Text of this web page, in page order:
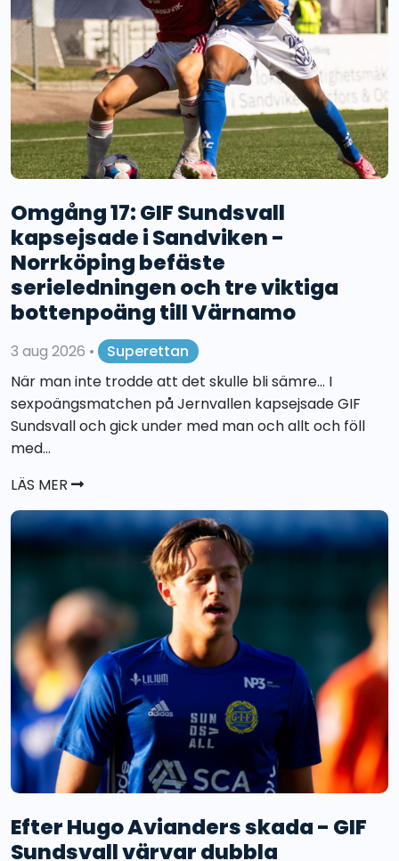
Omgång 17: GIF Sundsvall
kapsejsade i Sandviken -
Norrköping befäste
serieledningen och tre viktiga
bottenpoäng till Värnamo
3 aug 2026 •
Superettan
När man inte trodde att det skulle bli sämre... I
sexpoängsmatchen på Jernvallen kapsejsade GIF
Sundsvall och gick under med man och allt och föll
med...
LÄS MER
Efter Hugo Avianders skada - GIF
Sundsvall värvar dubbla